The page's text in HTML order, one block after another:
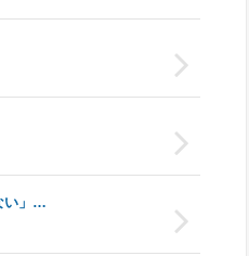
い」…